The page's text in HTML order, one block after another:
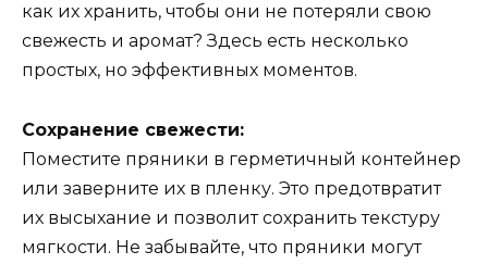
как их хранить, чтобы они не потеряли свою
свежесть и аромат? Здесь есть несколько
простых, но эффективных моментов.
Сохранение свежести:
Поместите пряники в герметичный контейнер
или заверните их в пленку. Это предотвратит
их высыхание и позволит сохранить текстуру
мягкости. Не забывайте, что пряники могут